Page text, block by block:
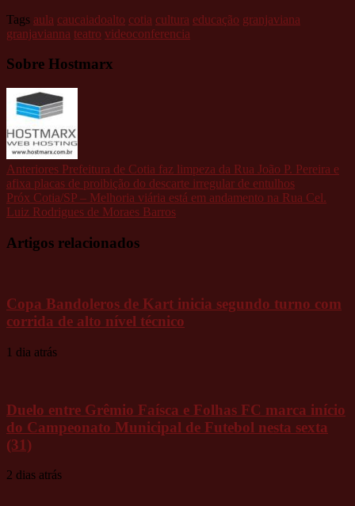
Tags aula caucaiadoalto cotia cultura educação granjaviana
granjavianna teatro videoconferencia
Sobre Hostmarx
Anteriores Prefeitura de Cotia faz limpeza da Rua João P. Pereira e
afixa placas de proibição do descarte irregular de entulhos
Próx Cotia/SP – Melhoria viária está em andamento na Rua Cel.
Luiz Rodrigues de Moraes Barros
Artigos relacionados
Copa Bandoleros de Kart inicia segundo turno com
corrida de alto nível técnico
1 dia atrás
Duelo entre Grêmio Faísca e Folhas FC marca início
do Campeonato Municipal de Futebol nesta sexta
(31)
2 dias atrás